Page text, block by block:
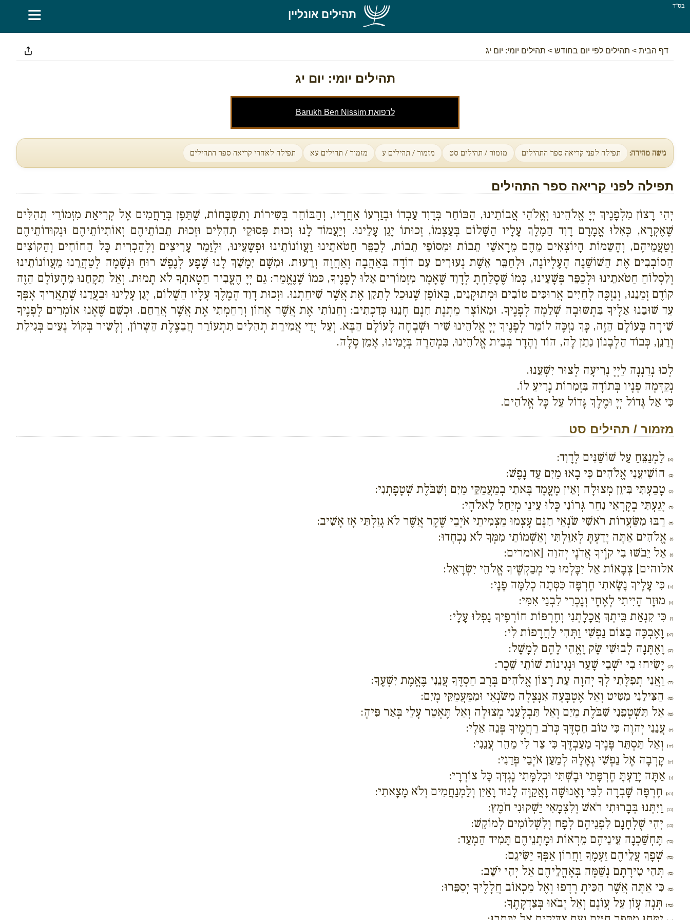
בס''ד ≡ תהילים אונליין
דף הבית > תהילים לפי יום בחודש > תהילים יומי: יום יג
תהילים יומי: יום יג
לרפואת Barukh Ben Nissim
גישה מהירה: תפילה לפני קריאה ספר התהילים מזמור / תהילים סט מזמור / תהילים ע מזמור / תהילים עא תפילה לאחרי קריאה ספר התהילים
תפילה לפני קריאה ספר התהילים
יְהִי רָצוֹן מִלְפָנֶיךָ יְיָ אֱלֹהֵינוּ וְאֱלֹהֵי אֲבוֹתֵינוּ, הַבּוֹחֵר בְּדָוִד עַבְדוֹ וּבְזַרְעוֹ אַחֲרָיו, וְהַבּוֹחֵר בְּשִירוֹת וְתִשְבָּחוֹת, שֶׁתֵּפֶן בְּרַחֲמִים אֶל קְרִיאַת מִזְמוֹרֵי תְהִלִּים
שֶׁאֶקְרָא, כְּאִלוּ אֳמָרָם דָוִד הַמֶלֶךְ עָלָיו הַשָׁלוֹם בְּעַצְמוֹ, זְכוּתוֹ יָגֵן עָלֵינוּ. וְיַעֲמוֹד לָנוּ זְכוּת פְּסוּקֵי תְהִלִּים וּזְכוּת תֵבוֹתֵיהֶם וְאוֹתִיוֹתֵיהֶם וּנְקוּדוֹתֵיהֶם
וְטַעֲמֵיהֶם, וְהָשֵמוֹת הָיוֹצְאִים מֵהֶם מֵרָאשֵׁי תֵבוֹת וּמִסוֹפֵי תֵבוֹת, לְכַפֵּר חַטֹאתֵינוּ וַעֲווֹנוֹתֵינוּ וּפְשָעֵינוּ, וּלְזַמֵר עָרִיצִים וְלְהַכְרִית כָּל הַחוֹחִים וְהַקוֹצִים
הַסוֹבְבִים אֶת הַשׁוֹשַׁנָה הָעֶלְיוֹנָה, וּלְחַבֵּר אֵשֶׁת נְעוּרִים עִם דוֹדָה בְּאַהֲבָה וְאַחֲוָה וְרֵעוּת. וּמִשָׁם יִמָשֵׁךְ לָנוּ שֶׁפָע לְנֶפֶשׁ רוּחַ וּנְשָׁמָה לְטַהֲרֵנוּ מֵעֲווֹנוֹתֵינוּ
וְלִסְלוֹחַ חַטֹאתֵינוּ וּלְכַפֵּר פְּשָׁעֵינוּ, כְּמוֹ שֶׁסָלַחְתָ לְדָוִד שֶׁאָמָר מִזְמוֹרִים אֵלוּ לְפָנֶיךָ, כּמוֹ שֶׁנֶאֱמַר: גַם יְיָ הֶעֱבִיר חַטָאתְךָ לֹא תָמוּת. וְאַל תִקָחֵנוּ מֵהָעוֹלָם הַזֶה
קוֹדֶם זְמַנֵנוּ, וְנִזְכֶּה לְחַיִים אֲרוּכִּים טוֹבִים וּמְתוּקָנִים, בְּאוֹפָן שֶׁנוּכַל לְתַקֵן אֶת אֲשֶׁר שִׁיחַתְנוּ. וּזְכוּת דָוִד הָמֶלֶךְ עָלָיו הַשָׁלוֹם, יָגֵן עָלֵינוּ וּבַעֲדֵנוּ שֶׁתַאֲרִיךְ אָפְּךָ
עַד שׁוּבֵנוּ אֵלָיךָ בִּתְשוּבָה שְׁלֵמָה לְפָנֶיךָ. וּמֵאוֹצָר מַתְנָת חִנָם חָנֵנוּ כְּדִכְתִיב: וְחַנוֹתִי אֶת אֲשֶׁר אָחוֹן וְרִחַמְתִי אֶת אֲשֶׁר אֲרַחֵם. וּכְשֵׁם שֶׁאָנוּ אוֹמְרִים לְפָנֶיךָ
שִׁירָה בָּעוֹלָם הַזֶה, כָּךְ נִזְכֶּה לוֹמַר לְפָנֶיךְ יְיָ אֱלֹהֵינוּ שִׁיר וּשְׁבָחָה לָעוֹלָם הַבָּא. וְעַל יְדֵי אֲמִירַת תְהִלִים תִתְעוֹרֵר חֲבַצֶלֶת הַשָרוֹן, וְלָשִיר בְּקוֹל נָעִים בְּגִילַת
וְרַנֵן, כְּבוֹד הַלְבָנוֹן נִתַן לָה, הוֹד וְהָדָר בְּבֵית אֱלֹהֵינוּ, בִּמְהֵרָה בְּיָמֵינוּ, אָמֵן סֶלָה.
לְכוּ נְרַנְּנָה לַיְיָ נָרִיעָה לְצוּר יִשְׁעֵנוּ.
נְקַדְּמָה פָנָיו בְּתוֹדָה בִּזְמִרוֹת נָרִיעַ לוֹ.
כִּי אֵל גָּדוֹל יְיָ וּמֶלֶךְ גָּדוֹל עַל כָּל אֱלֹהִים.
מזמור / תהילים סט
{א} לַמְנַצֵּחַ עַל שׁוֹשַׁנִּים לְדָוִד:
{ב} הוֹשִׁיעֵנִי אֱלֹהִים כִּי בָאוּ מַיִם עַד נָפֶשׁ:
{ג} טָבַעְתִּי בִּיוֵן מְצוּלָה וְאֵין מָעֳמָד בָּאתִי בְמַעֲמַקֵּי מַיִם וְשִׁבֹּלֶת שְׁטָפָתְנִי:
{ד} יָגַעְתִּי בְקָרְאִי נִחַר גְּרוֹנִי כָּלוּ עֵינַי מְיַחֵל לֵאלֹהָי:
{ה} רַבּוּ מִשַּׂעֲרוֹת רֹאשִׁי שֹׂנְאַי חִנָּם עָצְמוּ מַצְמִיתַי אֹיְבַי שֶׁקֶר אֲשֶׁר לֹא גָזַלְתִּי אָז אָשִׁיב:
{ו} אֱלֹהִים אַתָּה יָדַעְתָּ לְאִוַּלְתִּי וְאַשְׁמוֹתַי מִמְּךָ לֹא נִכְחָדוּ:
{ז} אַל יֵבֹשׁוּ בִי קוֶֹיךָ אֲדֹנָי יְהוִה [אומרים:
אלוהים] צְבָאוֹת אַל יִכָּלְמוּ בִי מְבַקְשֶׁיךָ אֱלֹהֵי יִשְׂרָאֵל:
{ח} כִּי עָלֶיךָ נָשָׂאתִי חֶרְפָּה כִּסְּתָה כְלִמָּה פָנָי:
{ט} מוּזָר הָיִיתִי לְאֶחָי וְנָכְרִי לִבְנֵי אִמִּי:
{י} כִּי קִנְאַת בֵּיתְךָ אֲכָלָתְנִי וְחֶרְפּוֹת חוֹרְפֶיךָ נָפְלוּ עָלָי:
{יא} וָאֶבְכֶּה בַצּוֹם נַפְשִׁי וַתְּהִי לַחֲרָפוֹת לִי:
{יב} וָאֶתְּנָה לְבוּשִׁי שָׂק וָאֱהִי לָהֶם לְמָשָׁל:
{יג} יָשִׂיחוּ בִי יֹשְׁבֵי שָׁעַר וּנְגִינוֹת שׁוֹתֵי שֵׁכָר:
{יד} וַאֲנִי תְפִלָּתִי לְךָ יְהוָה עֵת רָצוֹן אֱלֹהִים בְּרָב חַסְדֶּךָ עֲנֵנִי בֶּאֱמֶת יִשְׁעֶךָ:
{טו} הַצִּילֵנִי מִטִּיט וְאַל אֶטְבָּעָה אִנָּצְלָה מִשֹּׂנְאַי וּמִמַּעֲמַקֵּי מָיִם:
{טז} אַל תִּשְׁטְפֵנִי שִׁבֹּלֶת מַיִם וְאַל תִּבְלָעֵנִי מְצוּלָה וְאַל תֶּאְטַר עָלַי בְּאֵר פִּיהָ:
{יז} עֲנֵנִי יְהוָה כִּי טוֹב חַסְדֶּךָ כְּרֹב רַחֲמֶיךָ פְּנֵה אֵלָי:
{יח} וְאַל תַּסְתֵּר פָּנֶיךָ מֵעַבְדֶּךָ כִּי צַר לִי מַהֵר עֲנֵנִי:
{יט} קָרְבָה אֶל נַפְשִׁי גְאָלָהּ לְמַעַן אֹיְבַי פְּדֵנִי:
{כ} אַתָּה יָדַעְתָּ חֶרְפָּתִי וּבָשְׁתִּי וּכְלִמָּתִי נֶגְדְּךָ כָּל צוֹרְרָי:
{כא} חֶרְפָּה שָׁבְרָה לִבִּי וָאָנוּשָׁה וָאֲקַוֶּה לָנוּד וָאַיִן וְלַמְנַחֲמִים וְלֹא מָצָאתִי:
{כב} וַיִּתְּנוּ בְּבָרוּתִי רֹאשׁ וְלִצְמָאִי יַשְׁקוּנִי חֹמֶץ:
{כג} יְהִי שֻׁלְחָנָם לִפְנֵיהֶם לְפָח וְלִשְׁלוֹמִים לְמוֹקֵשׁ:
{כד} תֶּחְשַׁכְנָה עֵינֵיהֶם מֵרְאוֹת וּמָתְנֵיהֶם תָּמִיד הַמְעַד:
{כה} שְׁפָךְ עֲלֵיהֶם זַעְמֶךָ וַחֲרוֹן אַפְּךָ יַשִּׂיגֵם:
{כו} תְּהִי טִירָתָם נְשַׁמָּה בְּאָהֳלֵיהֶם אַל יְהִי יֹשֵׁב:
{כז} כִּי אַתָּה אֲשֶׁר הִכִּיתָ רָדָפוּ וְאֶל מַכְאוֹב חֲלָלֶיךָ יְסַפֵּרוּ:
{כח} תְּנָה עָוֹן עַל עֲוֹנָם וְאַל יָבֹאוּ בְּצִדְקָתֶךָ: